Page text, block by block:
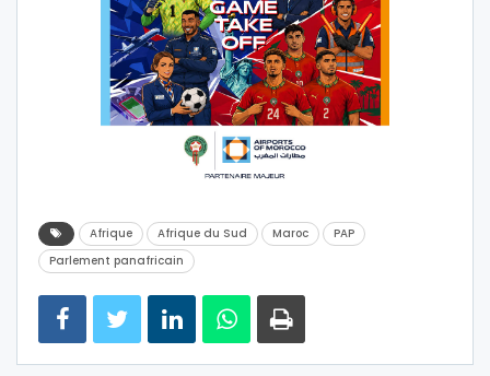
Afrique Afrique du Sud Maroc
PAP
Parlement panafricain